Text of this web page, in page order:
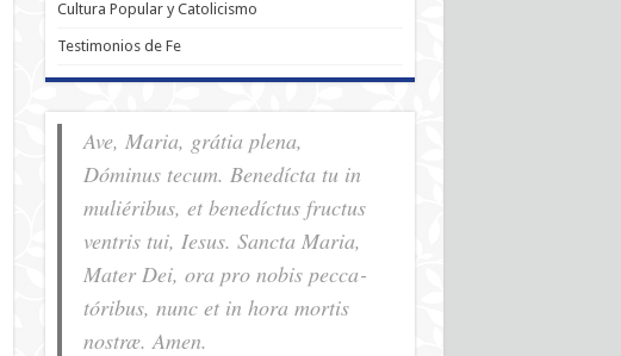
Cultura Popular y Catolicismo
Testimonios de Fe
Ave, Maria, grátia plena,
Dóminus tecum. Benedícta tu in
muliéribus, et benedíctus fructus
ventris tui, Iesus. Sancta Maria,
Mater Dei, ora pro nobis pec­ca­
tóribus, nunc et in hora mortis
nostræ. Amen.